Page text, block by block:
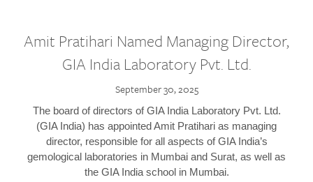
Amit Pratihari Named Managing Director,
GIA India Laboratory Pvt. Ltd.
September 30, 2025
The board of directors of GIA India Laboratory Pvt. Ltd.
(GIA India) has appointed Amit Pratihari as managing
director, responsible for all aspects of GIA India’s
gemological laboratories in Mumbai and Surat, as well as
the GIA India school in Mumbai.